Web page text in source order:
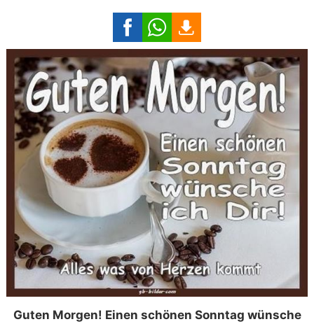
Guten Morgen! Einen schönen Sonntag wünsche